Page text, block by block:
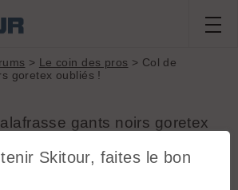
> Le coin des pros > Col de
goretex oubliés !
gants noirs goretex
Skitour, faites le bon